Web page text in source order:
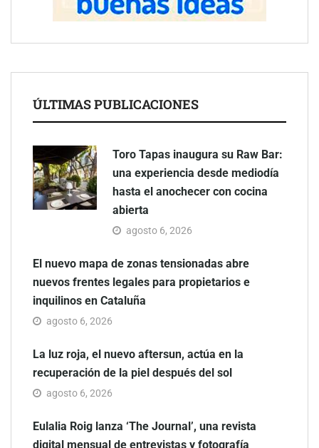
ÚLTIMAS PUBLICACIONES
Toro Tapas inaugura su Raw Bar:
una experiencia desde mediodía
hasta el anochecer con cocina
abierta
agosto 6, 2026
El nuevo mapa de zonas tensionadas abre
nuevos frentes legales para propietarios e
inquilinos en Cataluña
agosto 6, 2026
La luz roja, el nuevo aftersun, actúa en la
recuperación de la piel después del sol
agosto 6, 2026
Eulalia Roig lanza ‘The Journal’, una revista
digital mensual de entrevistas y fotografía